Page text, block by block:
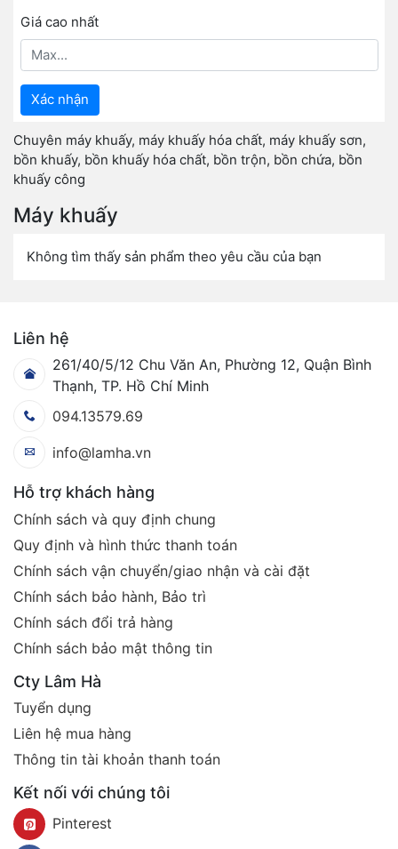
Giá cao nhất
Xác nhận
Chuyên máy khuấy, máy khuấy hóa chất, máy khuấy sơn,
bồn khuấy, bồn khuấy hóa chất, bồn trộn, bồn chứa, bồn
khuấy công
Máy khuấy
Không tìm thấy sản phẩm theo yêu cầu của bạn
Liên hệ
261/40/5/12 Chu Văn An, Phường 12, Quận Bình
Thạnh, TP. Hồ Chí Minh
094.13579.69
info@lamha.vn
Hỗ trợ khách hàng
Chính sách và quy định chung
Quy định và hình thức thanh toán
Chính sách vận chuyển/giao nhận và cài đặt
Chính sách bảo hành, Bảo trì
Chính sách đổi trả hàng
Chính sách bảo mật thông tin
Cty Lâm Hà
Tuyển dụng
Liên hệ mua hàng
Thông tin tài khoản thanh toán
Kết nối với chúng tôi
Pinterest